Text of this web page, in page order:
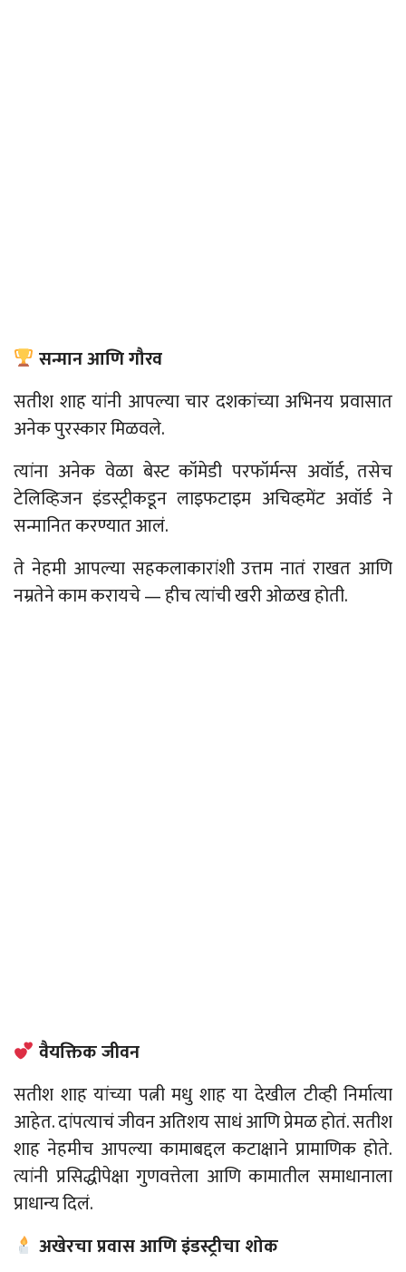
सन्मान आणि गौरव
सतीश शाह यांनी आपल्या चार दशकांच्या अभिनय प्रवासात
अनेक पुरस्कार मिळवले.
त्यांना अनेक वेळा बेस्ट कॉमेडी परफॉर्मन्स अवॉर्ड, तसेच
टेलिव्हिजन इंडस्ट्रीकडून लाइफटाइम अचिव्हमेंट अवॉर्ड ने
सन्मानित करण्यात आलं.
ते नेहमी आपल्या सहकलाकारांशी उत्तम नातं राखत आणि
नम्रतेने काम करायचे—हीच त्यांची खरी ओळख होती.
वैयक्तिक जीवन
सतीश शाह यांच्या पत्नी मधु शाह या देखील टीव्ही निर्मात्या
आहेत.दांपत्याचंजीवनअतिशयसाधंआणिप्रेमळहोतं.सतीश
शाह नेहमीच आपल्या कामाबद्दल कटाक्षाने प्रामाणिक होते.
त्यांनी प्रसिद्धीपेक्षा गुणवत्तेला आणि कामातील समाधानाला
प्राधान्यदिलं.
अखेरचा प्रवास आणि इंडस्ट्रीचा शोक